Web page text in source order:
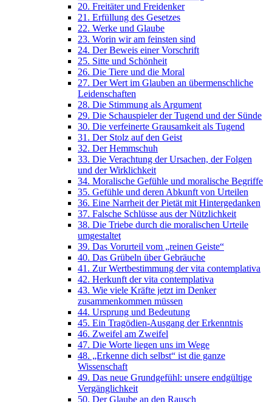
20. Freitäter und Freidenker
21. Erfüllung des Gesetzes
22. Werke und Glaube
23. Worin wir am feinsten sind
24. Der Beweis einer Vorschrift
25. Sitte und Schönheit
26. Die Tiere und die Moral
27. Der Wert im Glauben an übermenschliche
Leidenschaften
28. Die Stimmung als Argument
29. Die Schauspieler der Tugend und der Sünde
30. Die verfeinerte Grausamkeit als Tugend
31. Der Stolz auf den Geist
32. Der Hemmschuh
33. Die Verachtung der Ursachen, der Folgen
und der Wirklichkeit
34. Moralische Gefühle und moralische Begriffe
35. Gefühle und deren Abkunft von Urteilen
36. Eine Narrheit der Pietät mit Hintergedanken
37. Falsche Schlüsse aus der Nützlichkeit
38. Die Triebe durch die moralischen Urteile
umgestaltet
39. Das Vorurteil vom „reinen Geiste“
40. Das Grübeln über Gebräuche
41. Zur Wertbestimmung der vita contemplativa
42. Herkunft der vita contemplativa
43. Wie viele Kräfte jetzt im Denker
zusammenkommen müssen
44. Ursprung und Bedeutung
45. Ein Tragödien-Ausgang der Erkenntnis
46. Zweifel am Zweifel
47. Die Worte liegen uns im Wege
48. „Erkenne dich selbst“ ist die ganze
Wissenschaft
49. Das neue Grundgefühl: unsere endgültige
Vergänglichkeit
50. Der Glaube an den Rausch